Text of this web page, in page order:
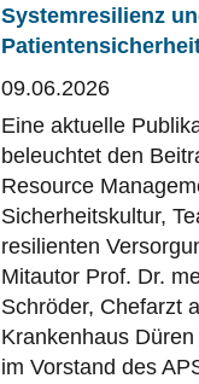
Systemresilienz
09.06.2026
Eine aktuelle
beleuchtet den
Resource
Sicherheitskultur,
resilienten
Mitautor Prof. Dr.
Schröder, Chefarzt
Krankenhaus
im Vorstand des